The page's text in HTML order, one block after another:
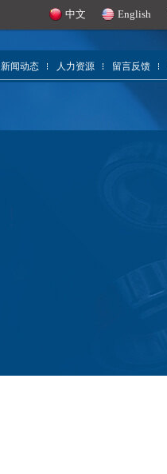
English
中文
新闻动态 人力资源 留言反馈